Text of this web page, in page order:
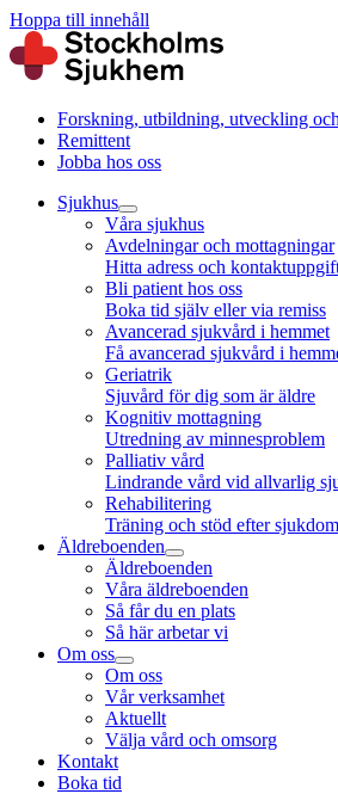
Hoppa till innehåll
Forskning, utbildning, utveckling
Remittent
Jobba hos oss
Sjukhus
Våra sjukhus
Avdelningar och mottagningar
Hitta adress och
Bli patient hos oss
Boka tid själv eller via remiss
Avancerad sjukvård i hemmet
Få avancerad sjukvård i
Geriatrik
Sjuvård för dig som är äldre
Kognitiv mottagning
Utredning av minnesproblem
Palliativ vård
Lindrande vård vid allvarlig
Rehabilitering
Träning och stöd efter
Äldreboenden
Äldreboenden
Våra äldreboenden
Så får du en plats
Så här arbetar vi
Om oss
Om oss
Vår verksamhet
Aktuellt
Välja vård och omsorg
Kontakt
Boka tid